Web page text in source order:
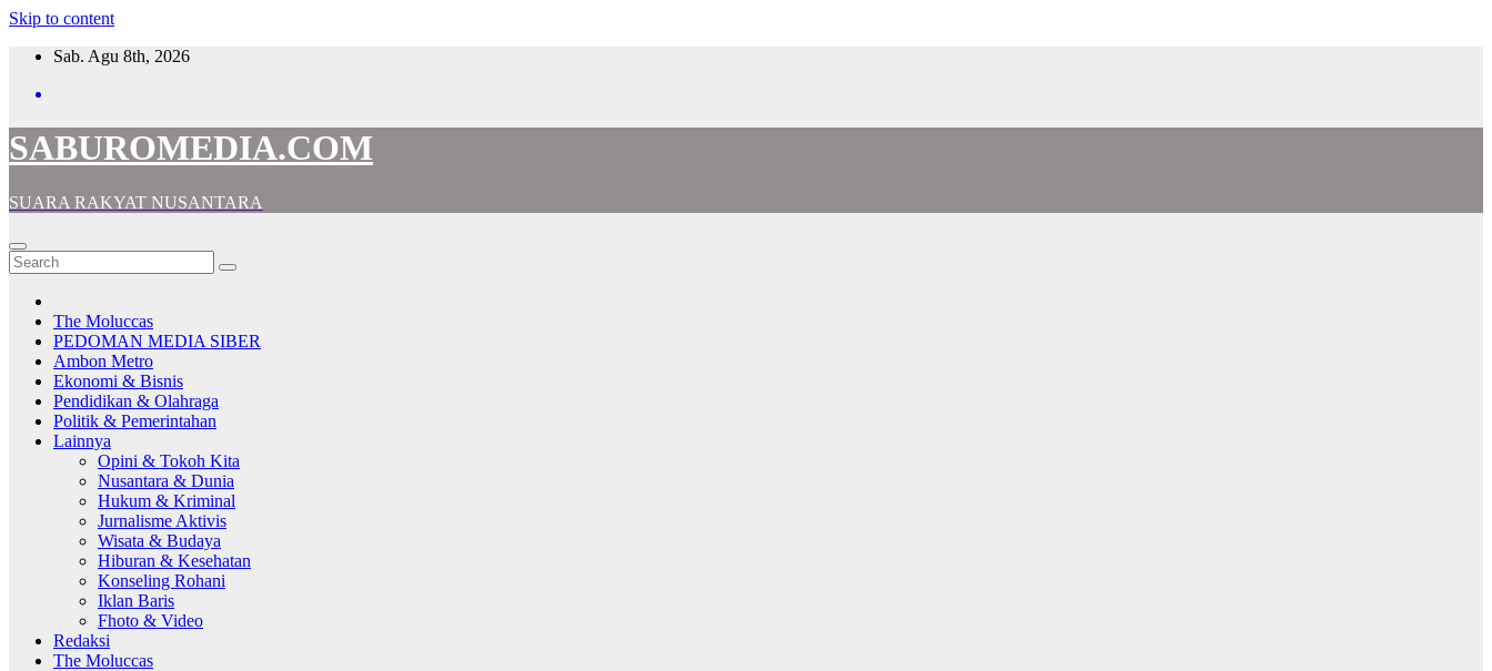
Skip to content
Sab. Agu 8th, 2026
SABUROMEDIA.COM
SUARA RAKYAT NUSANTARA
The Moluccas
PEDOMAN MEDIA SIBER
Ambon Metro
Ekonomi & Bisnis
Pendidikan & Olahraga
Politik & Pemerintahan
Lainnya
Opini & Tokoh Kita
Nusantara & Dunia
Hukum & Kriminal
Jurnalisme Aktivis
Wisata & Budaya
Hiburan & Kesehatan
Konseling Rohani
Iklan Baris
Fhoto & Video
Redaksi
The Moluccas